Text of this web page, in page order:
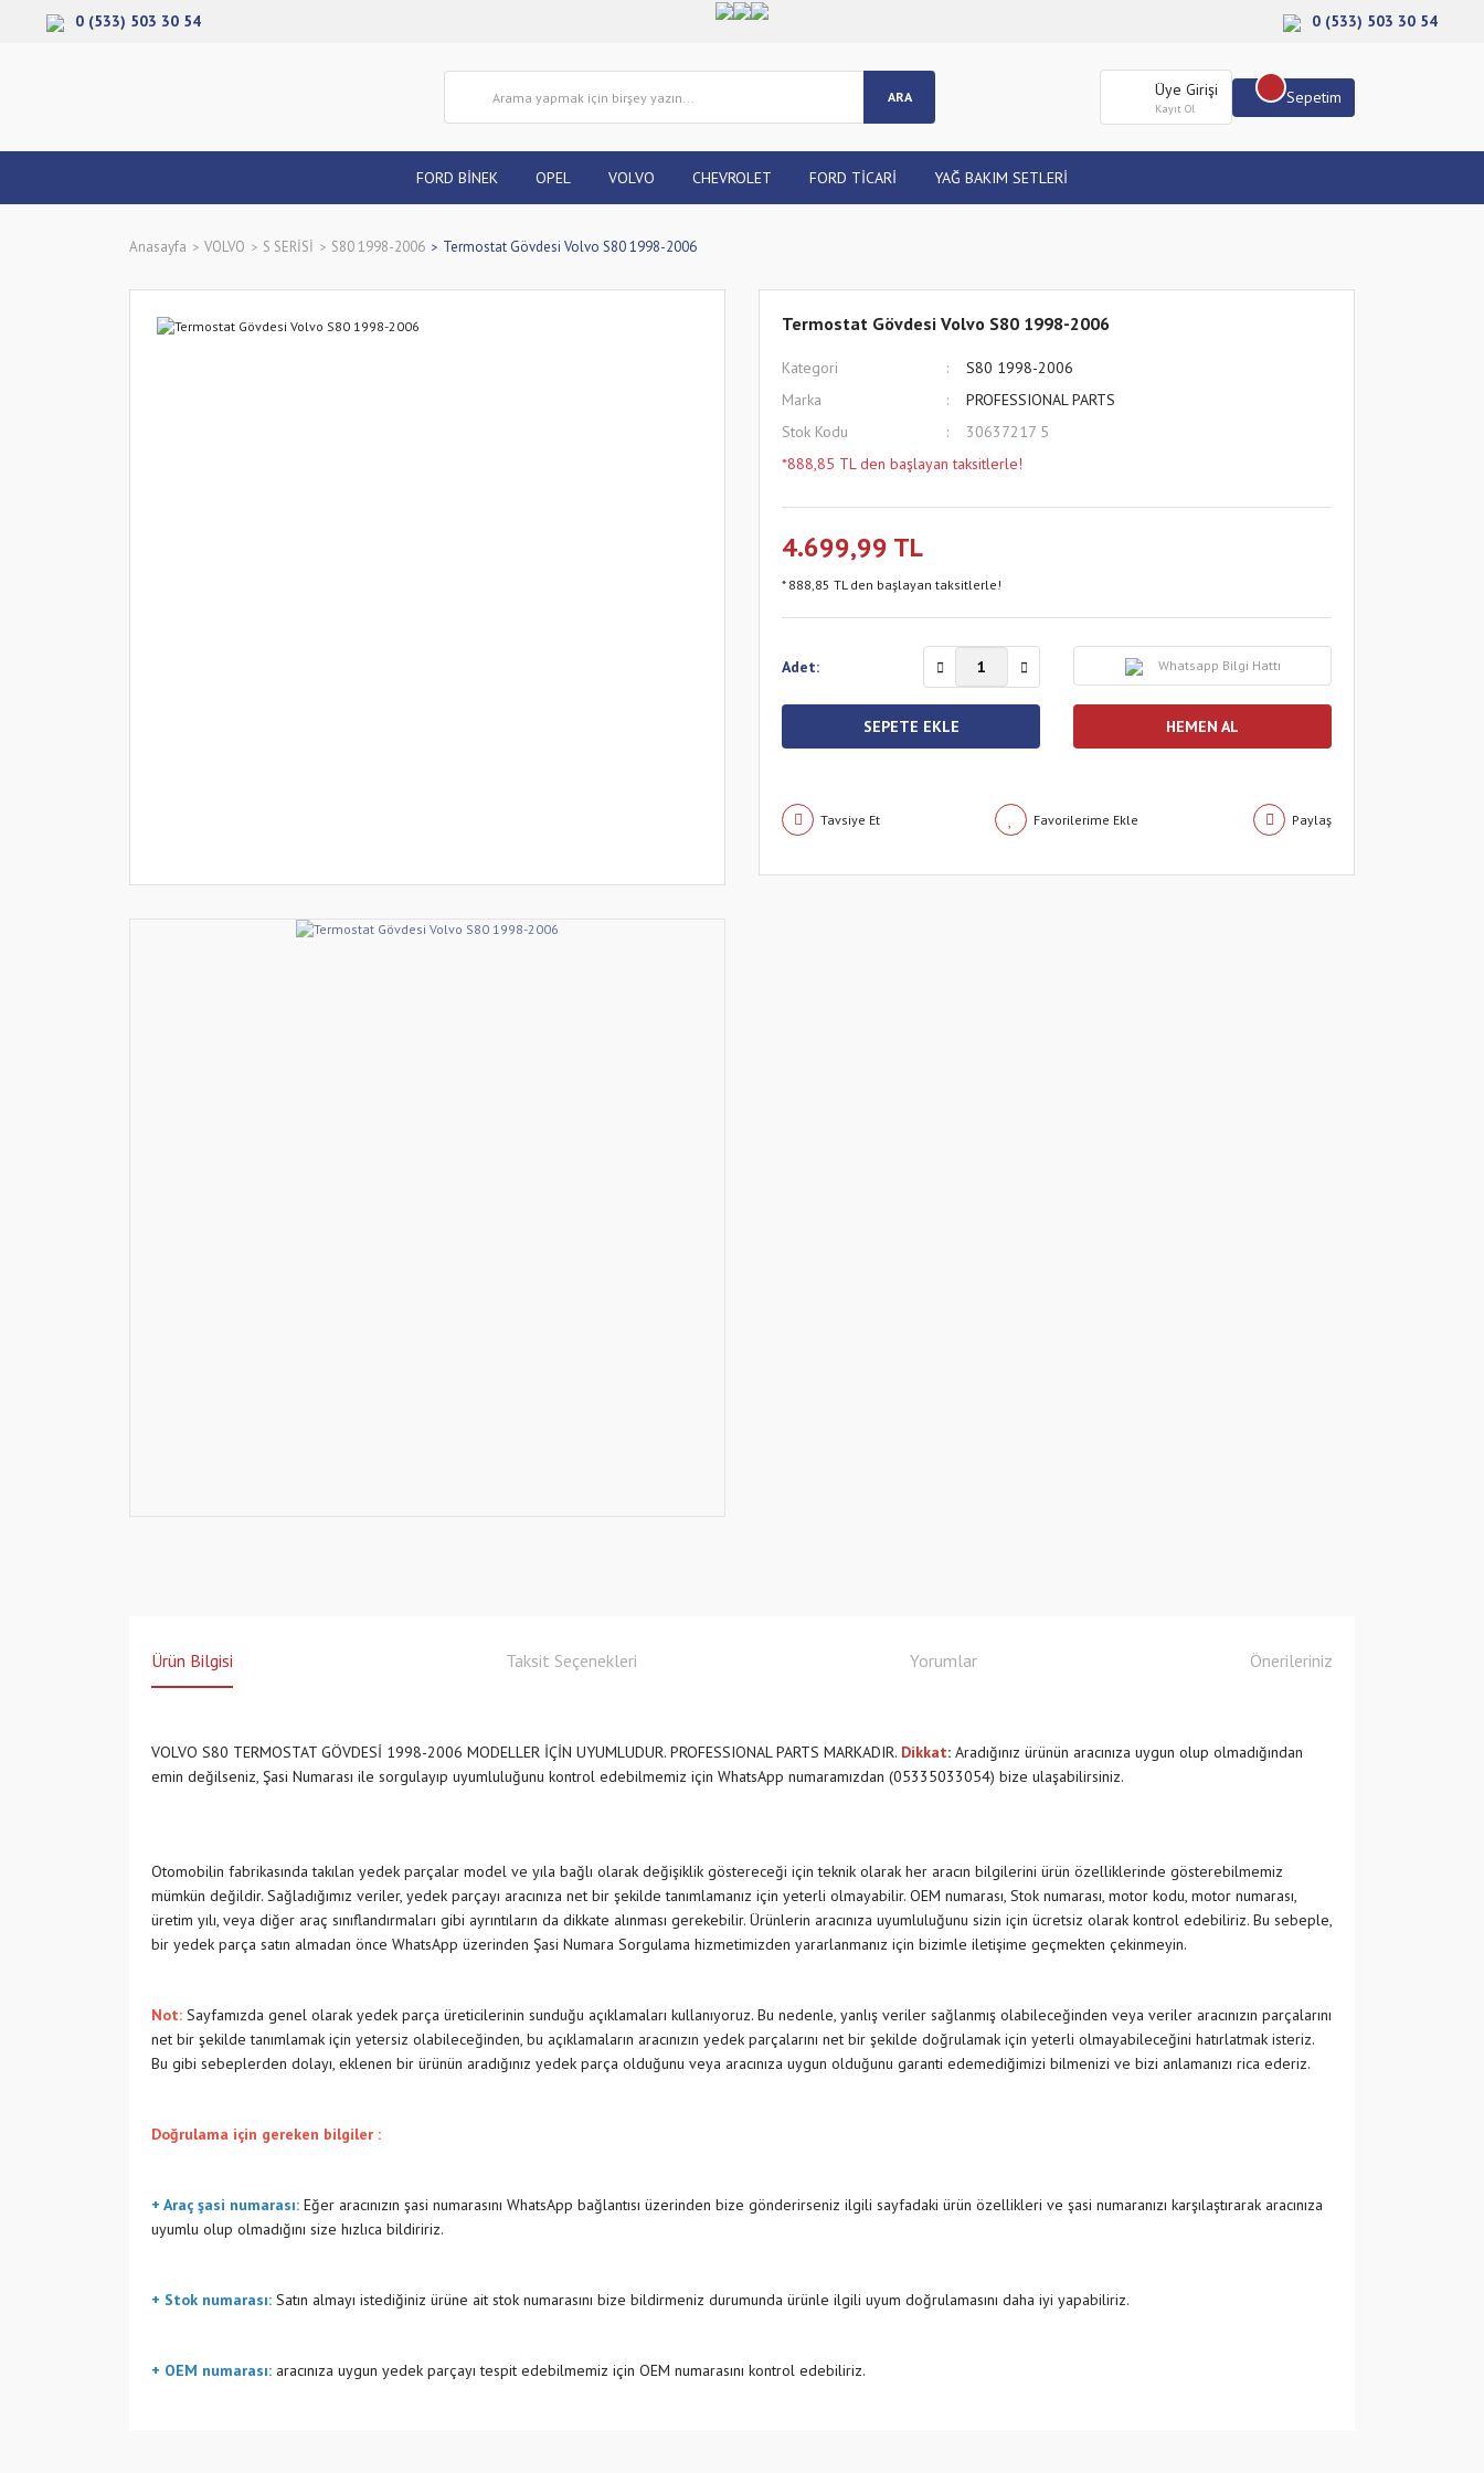
0 (533) 503 30 54 0 (533) 503 30 54
ARA Üye Girişi
Kayıt Ol
Sepetim
FORD BİNEK OPEL VOLVO CHEVROLET FORD TİCARİ YAĞ BAKIM SETLERİ
Anasayfa VOLVO S SERİSİ S80 1998-2006 Termostat Gövdesi Volvo S80 1998-2006
Termostat Gövdesi Volvo S80 1998-2006
Kategori
S80 1998-2006
Marka
PROFESSIONAL PARTS
Stok Kodu
30637217 5
*888,85 TL den başlayan taksitlerle!
4.699,99 TL
* 888,85 TL den başlayan taksitlerle!
Adet: Whatsapp Bilgi Hattı
SEPETE EKLE HEMEN AL
Tavsiye Et Paylaş
Ürün Bilgisi Taksit Seçenekleri Yorumlar Önerileriniz
VOLVO S80 TERMOSTAT GÖVDESİ 1998-2006 MODELLER İÇİN UYUMLUDUR. PROFESSIONAL PARTS MARKADIR. Dikkat: Aradığınız ürünün aracınıza uygun olup olmadığından
emin değilseniz, Şasi Numarası ile sorgulayıp uyumluluğunu kontrol edebilmemiz için WhatsApp numaramızdan (05335033054) bize ulaşabilirsiniz.
Otomobilin fabrikasında takılan yedek parçalar model ve yıla bağlı olarak değişiklik göstereceği için teknik olarak her aracın bilgilerini ürün özelliklerinde gösterebilmemiz
mümkün değildir. Sağladığımız veriler, yedek parçayı aracınıza net bir şekilde tanımlamanız için yeterli olmayabilir. OEM numarası, Stok numarası, motor kodu, motor numarası,
üretim yılı, veya diğer araç sınıflandırmaları gibi ayrıntıların da dikkate alınması gerekebilir. Ürünlerin aracınıza uyumluluğunu sizin için ücretsiz olarak kontrol edebiliriz. Bu sebeple,
bir yedek parça satın almadan önce WhatsApp üzerinden Şasi Numara Sorgulama hizmetimizden yararlanmanız için bizimle iletişime geçmekten çekinmeyin.
Not: Sayfamızda genel olarak yedek parça üreticilerinin sunduğu açıklamaları kullanıyoruz. Bu nedenle, yanlış veriler sağlanmış olabileceğinden veya veriler aracınızın parçalarını
net bir şekilde tanımlamak için yetersiz olabileceğinden, bu açıklamaların aracınızın yedek parçalarını net bir şekilde doğrulamak için yeterli olmayabileceğini hatırlatmak isteriz.
Bu gibi sebeplerden dolayı, eklenen bir ürünün aradığınız yedek parça olduğunu veya aracınıza uygun olduğunu garanti edemediğimizi bilmenizi ve bizi anlamanızı rica ederiz.
Doğrulama için gereken bilgiler :
+ Araç şasi numarası: Eğer aracınızın şasi numarasını WhatsApp bağlantısı üzerinden bize gönderirseniz ilgili sayfadaki ürün özellikleri ve şasi numaranızı karşılaştırarak aracınıza
uyumlu olup olmadığını size hızlıca bildiririz.
+ Stok numarası: Satın almayı istediğiniz ürüne ait stok numarasını bize bildirmeniz durumunda ürünle ilgili uyum doğrulamasını daha iyi yapabiliriz.
+ OEM numarası: aracınıza uygun yedek parçayı tespit edebilmemiz için OEM numarasını kontrol edebiliriz.